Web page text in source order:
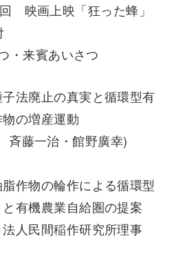
映画上映「狂った蜂」
来賓あいさつ
法廃止の真実と循環型有
の増産運動
藤一治・館野廣幸)
作物の輪作による循環型
有機農業自給圏の提案
人民間稲作研究所理事